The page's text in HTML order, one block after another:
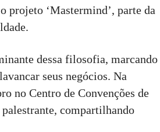
projeto ‘Mastermind’, parte da
dessa filosofia, marcando
seus negócios. Na
no Centro de Convenções de
compartilhando